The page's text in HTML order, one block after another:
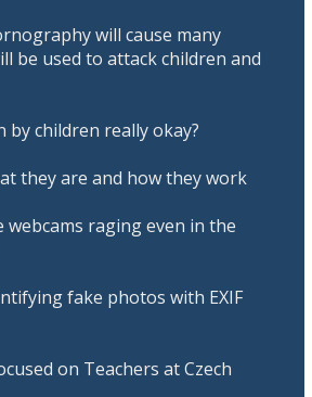
will cause many
be used to attack children and
by children really okay?
they are and how they work
webcams raging even in the
fake photos with EXIF
on Teachers at Czech